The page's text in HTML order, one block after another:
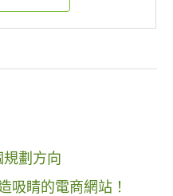
劃方向
吸睛的電商網站！